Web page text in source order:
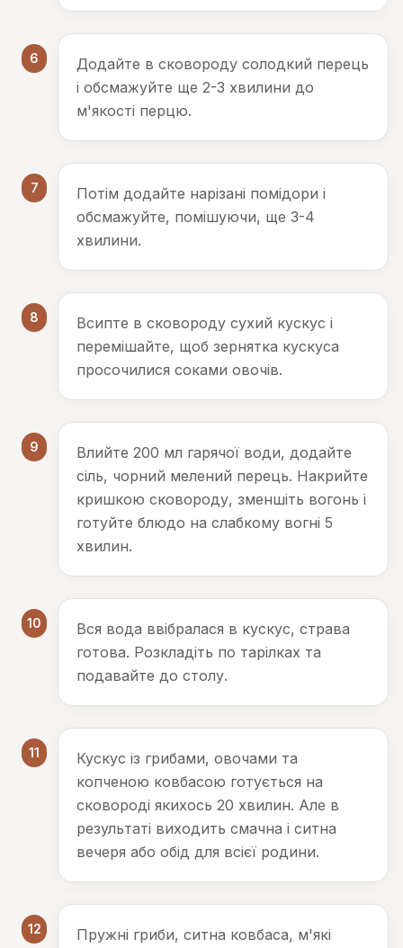
6
Додайте в сковороду солодкий перець
і обсмажуйте ще 2-3 хвилини до
м'якості перцю.
7
Потім додайте нарізані помідори і
обсмажуйте, помішуючи, ще 3-4
хвилини.
8
Всипте в сковороду сухий кускус і
перемішайте, щоб зернятка кускуса
просочилися соками овочів.
9
Влийте 200 мл гарячої води, додайте
сіль, чорний мелений перець. Накрийте
кришкою сковороду, зменшіть вогонь і
готуйте блюдо на слабкому вогні 5
хвилин.
10
Вся вода ввібралася в кускус, страва
готова. Розкладіть по тарілках та
подавайте до столу.
11
Кускус із грибами, овочами та
копченою ковбасою готується на
сковороді якихось 20 хвилин. Але в
результаті виходить смачна і ситна
вечеря або обід для всієї родини.
12
Пружні гриби, ситна ковбаса, м'які